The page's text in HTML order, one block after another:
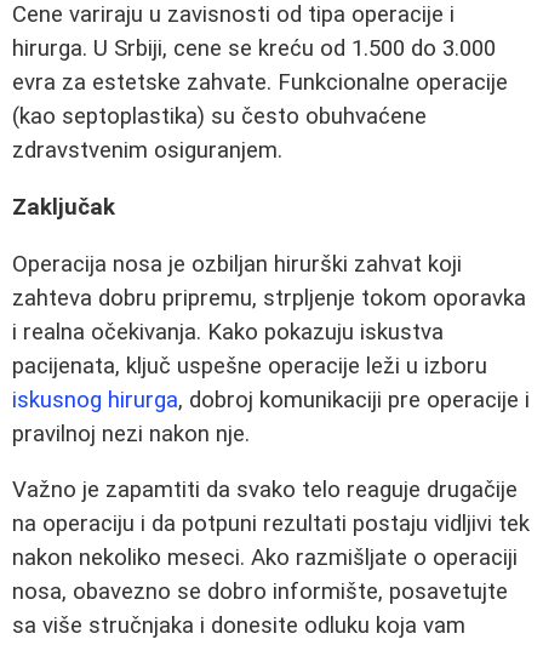
Cene variraju u zavisnosti od tipa operacije i
hirurga. U Srbiji, cene se kreću od 1.500 do 3.000
evra za estetske zahvate. Funkcionalne operacije
(kao septoplastika) su često obuhvaćene
zdravstvenim osiguranjem.
Zaključak
Operacija nosa je ozbiljan hirurški zahvat koji
zahteva dobru pripremu, strpljenje tokom oporavka
i realna očekivanja. Kako pokazuju iskustva
pacijenata, ključ uspešne operacije leži u izboru
iskusnog hirurga, dobroj komunikaciji pre operacije i
pravilnoj nezi nakon nje.
Važno je zapamtiti da svako telo reaguje drugačije
na operaciju i da potpuni rezultati postaju vidljivi tek
nakon nekoliko meseci. Ako razmišljate o operaciji
nosa, obavezno se dobro informište, posavetujte
sa više stručnjaka i donesite odluku koja vam